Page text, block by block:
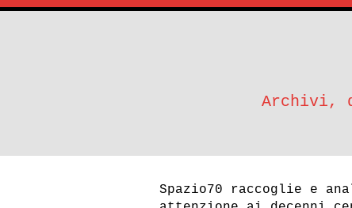
Archivi,
Spazio70 raccoglie e